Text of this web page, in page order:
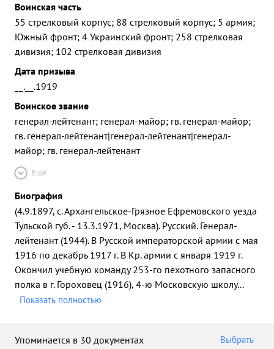
Воинская часть
55 стрелковый корпус; 88 стрелковый корпус; 5 армия;
Южный фронт; 4 Украинский фронт; 258 стрелковая
дивизия; 102 стрелковая дивизия
Дата призыва
__.__.1919
Воинское звание
генерал-лейтенант; генерал-майор; гв. генерал-майор;
гв. генерал-лейтенант|генерал-лейтенант|генерал-
майор; гв. генерал-лейтенант
Ещё
Биография
(4.9.1897, с. Архангельское-Грязное Ефремовского уезда
Тульской губ. - 13.3.1971, Москва). Русский. Генерал-
лейтенант (1944). В Русской императорской армии с мая
1916 по декабрь 1917 г. В Кр. армии с января 1919 г.
Окончил учебную команду 253-го пехотного запасного
полка в г. Гороховец (1916), 4-ю Московскую школу...
Показать полностью
Упоминается в 30 документах Выбрать